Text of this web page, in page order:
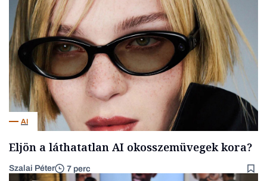
AI
Eljön a láthatatlan AI okosszemüvegek kora?
Szalai Péter 7 perc